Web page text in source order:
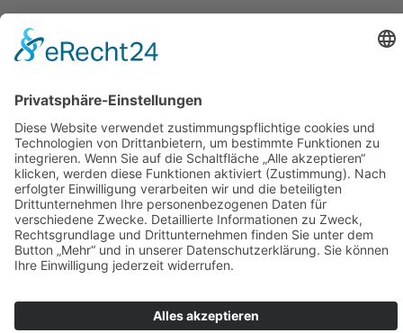
Anmelden
Ich bin damit einverstanden, E-Mails mit Informationen und
Veranstaltungen zu erhalten. Deine Einwilligung kann jederzeit
widerrufen werden. Informationen zum Umgang mit deinen
Daten findest du in derDatenschutzerklärung.